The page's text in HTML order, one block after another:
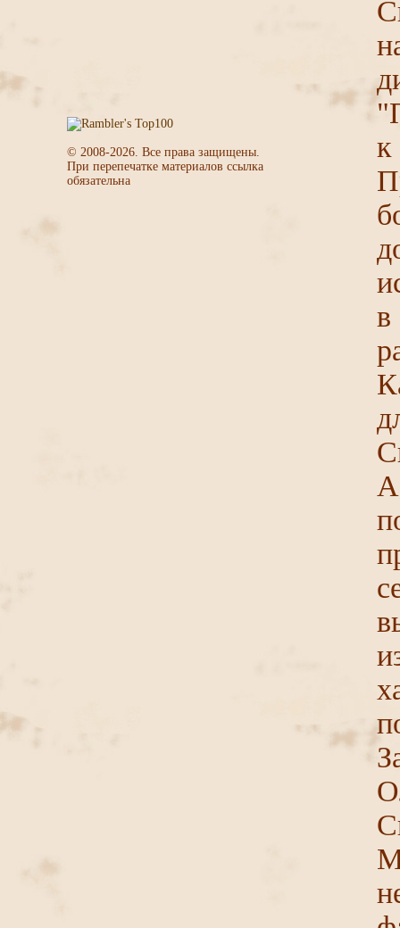
© 2008-2026. Все права защищены.
При перепечатке материалов ссылка
обязательна
к